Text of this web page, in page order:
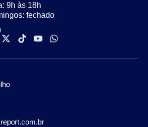
9h às 18h
fechado